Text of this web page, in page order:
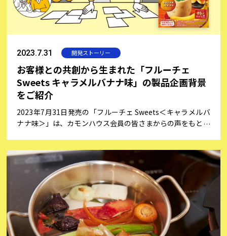
2023.7.31 開発ストーリー
お客様との共創から生まれた「フルーチェ
Sweets キャラメルバナナ味」の製品企画背景
をご紹介
2023年7月31日発売の「フルーチェ Sweets＜キャラメルバ
ナナ味＞」は、カモンハウス会員の皆さまからの声をもとに